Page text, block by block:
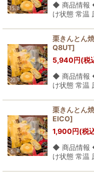
◆ 商品情報
け状態 常温
栗きんとん
Q8UT]
5,940円(税
◆ 商品情報
け状態 常温
栗きんとん
EICO]
1,900円(税
◆ 商品情報
け状態 常温